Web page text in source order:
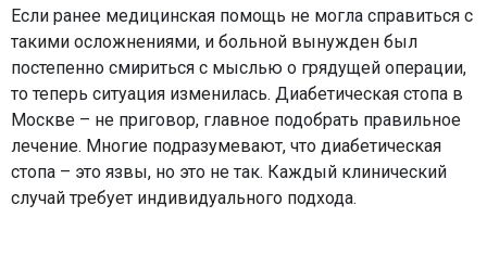
Если ранее медицинская помощь не могла справиться с
такими осложнениями, и больной вынужден был
постепенно смириться с мыслью о грядущей операции,
то теперь ситуация изменилась. Диабетическая стопа в
Москве – не приговор, главное подобрать правильное
лечение. Многие подразумевают, что диабетическая
стопа – это язвы, но это не так. Каждый клинический
случай требует индивидуального подхода.